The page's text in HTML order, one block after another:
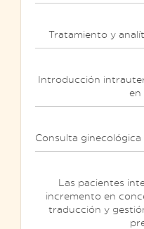
Tratamiento y
Introducción
en
Consulta
Las pacientes
incremento en
traducción y